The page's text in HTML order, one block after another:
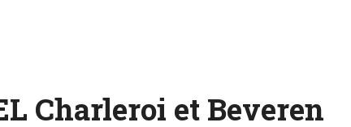
Charleroi et Beveren